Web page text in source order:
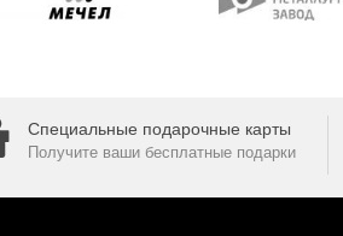
Специальные подарочные карты
Получите ваши бесплатные подарки